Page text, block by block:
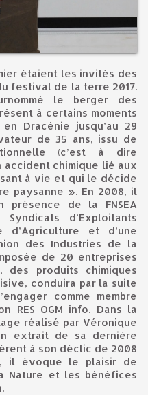
festival de la terre 2017.
le berger des
à certains moments
Dracénie jusqu’au 29
de 35 ans, issu de
(c’est à dire
accident chimique lié aux
à vie et qui le décide
paysanne ». En 2008, il
présence de la FNSEA
d’Exploitants
d’Agriculture et d’une
des Industries de la
de 20 entreprises
produits chimiques
conduira par la suite
comme membre
RES OGM info. Dans la
réalisé par Véronique
extrait de sa dernière
à son déclic de 2008
il évoque le plaisir de
Nature et les bénéfices